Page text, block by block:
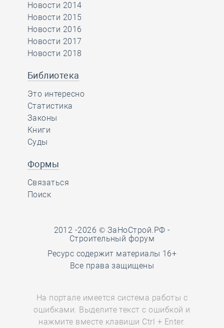
Новости 2014
Новости 2015
Новости 2016
Новости 2017
Новости 2018
Библиотека
Это интересно
Статистика
Законы
Книги
Суды
Формы
Связаться
Поиск
2012 -2026 © ЗаНоСтрой.РФ -
Строительный форум
Ресурс содержит материалы 16+
Все права защищены
На портале имеется система работы с
ошибками. Выделите текст с ошибкой и
нажмите вместе клавиши Ctrl + Enter.